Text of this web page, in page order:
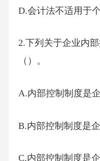
D.会计法不适用于
2.下列关于企业内
（）。
A.内部控制制度是
B.内部控制制度是
C.内部控制制度是